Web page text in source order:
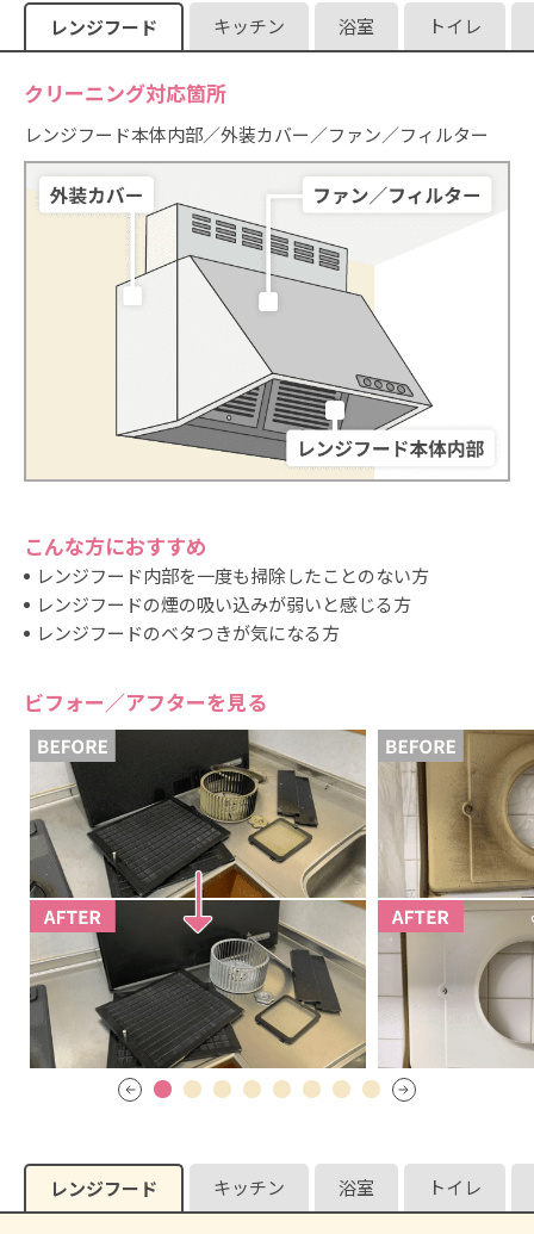
詳しく見る
追いだき配管内除菌洗浄
料金：4,400
作業時間（めやす）：約30分
詳しく見る
エプロン内部
料金：4,400 円
作業時間（めやす）：約30分
詳しく見る
防カビコーティング（浴室）
6,600円
作業時間（めやす）：約30分
詳しく見る
浴室換気扇（乾燥機能付き）
作業時間（めやす）：約45分
詳しく見る
浴室換気扇（乾燥機能なし）
料金：5,500円
詳しく見る
ブラインド
料金：3,300円
作業時間（めやす）：約15分
詳しく見る
浴室1畳（1.62平米）追加
料金： 円
作業時間（めやす）：約30分
詳しく見る
換気ダクト
料金：9,900
作業時間（めやす）：約1時間
料金：4,400 円
作業時間（めやす）：約30分
レンジフード キッチン 浴室 トイレ
クリーニング対応箇所
レンジフード本体内部／外装カバー／ファン／フィルター
こんな方におすすめ
レンジフード内部を一度も掃除したことのない方
レンジフードの煙の吸い込みが弱いと感じる方
レンジフードのベタつきが気になる方
ビフォー／アフターを見る
レンジフード キッチン 浴室 トイレ